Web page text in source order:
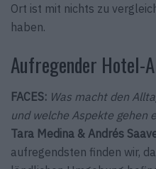
Ort ist mit nichts zu
haben.
Aufregender Hotel-
FACES: Was macht den
und welche Aspekte gehen
Tara Medina & Andrés
aufregendsten finden wir,